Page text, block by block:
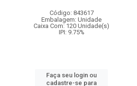
Código: 843617
Embalagem: Unidade
Caixa Com: 120 Unidade(s)
IPI: 9.75%
Faça seu login ou
cadastre-se para